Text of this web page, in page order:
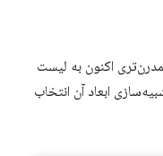
اکنون به لیست
ابعاد آن انتخاب